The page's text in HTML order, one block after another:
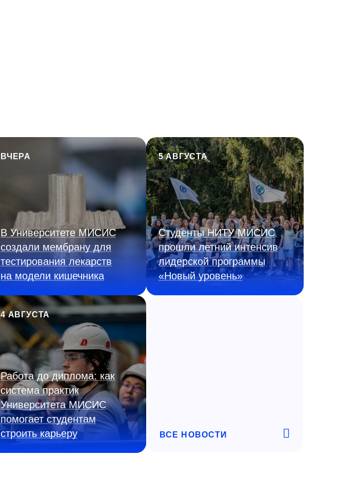
ВЧЕРА
В Университете МИСИС
создали мембрану для
тестирования лекарств
на модели кишечника
5 АВГУСТА
Студенты НИТУ МИСИС
прошли летний интенсив
лидерской программы
«Новый уровень»
4 АВГУСТА
Работа до диплома: как
система практик
Университета МИСИС
помогает студентам
строить карьеру
ВСЕ НОВОСТИ